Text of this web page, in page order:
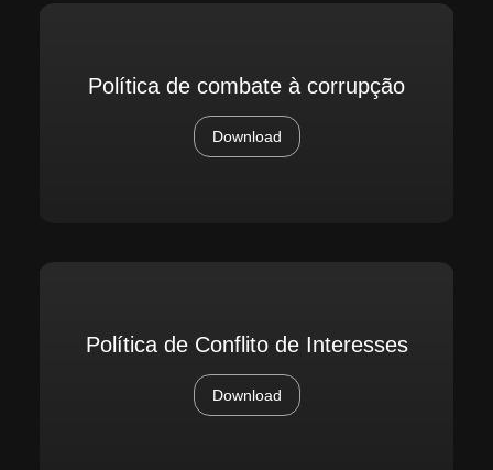
Política de combate à corrupção
Download
Política de Conflito de Interesses
Download